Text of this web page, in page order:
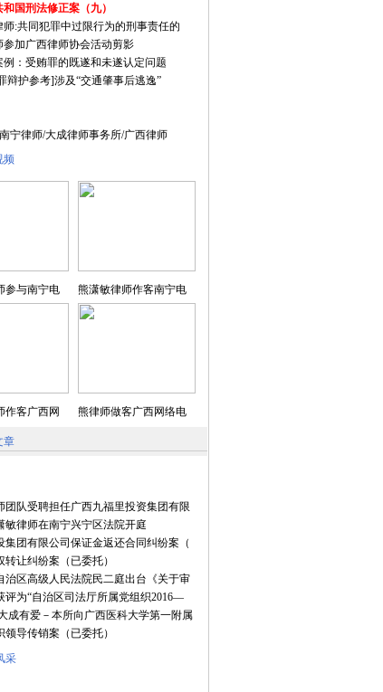
国刑法修正案（九）
师:共同犯罪中过限行为的刑事责任的
参加广西律师协会活动剪影
例：受贿罪的既遂和未遂认定问题
辩护参考]涉及“交通肇事后逃逸”
频
参与南宁电 熊潇敏律师作客南宁电
作客广西网 熊律师做客广西网络电
章
团队受聘担任广西九福里投资集团有限
敏律师在南宁兴宁区法院开庭
集团有限公司保证金返还合同纠纷案（
转让纠纷案（已委托）
治区高级人民法院民二庭出台《关于审
评为“自治区司法厅所属党组织2016—
成有爱－本所向广西医科大学第一附属
领导传销案（已委托）
采